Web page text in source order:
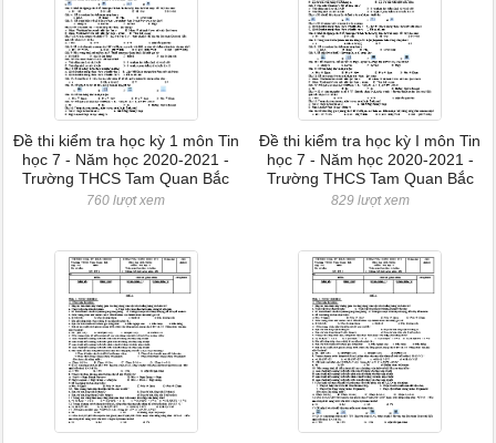
Đề thi kiểm tra học kỳ 1 môn Tin
học 7 - Năm học 2020-2021 -
Trường THCS Tam Quan Bắc
760 lượt xem
Đề thi kiểm tra học kỳ I môn Tin
học 7 - Năm học 2020-2021 -
Trường THCS Tam Quan Bắc
829 lượt xem